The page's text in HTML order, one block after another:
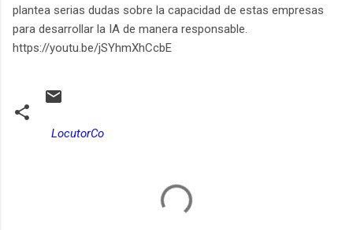
plantea serias dudas sobre la capacidad de estas empresas
para desarrollar la IA de manera responsable.
https://youtu.be/jSYhmXhCcbE
LocutorCo